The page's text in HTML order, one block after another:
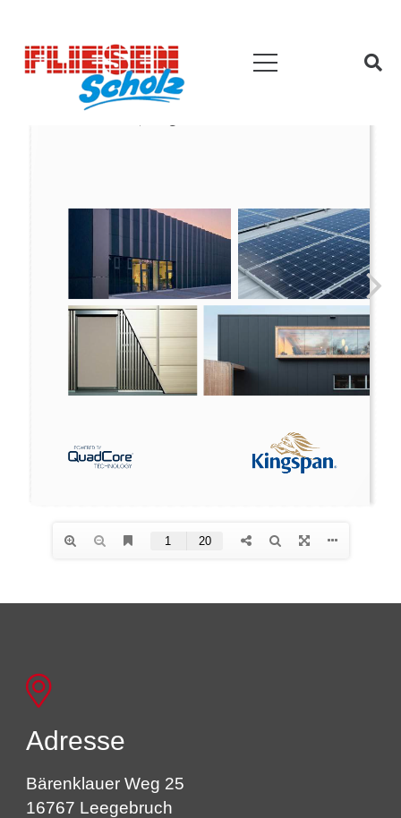
Adresse
Bärenklauer Weg 25
16767 Leegebruch